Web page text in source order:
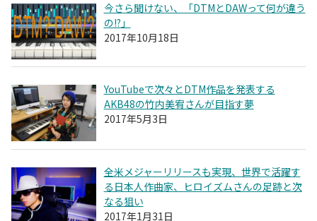
今さら聞けない、「DTMとDAWって何が違う
の!?」
2017年10月18日
YouTubeで次々とDTM作品を発表する
AKB48の竹内美宥さんが目指す夢
2017年5月3日
全米メジャーリリースも実現、世界で活躍す
る日本人作曲家、ヒロイズムさんの足跡と次
なる狙い
2017年1月31日